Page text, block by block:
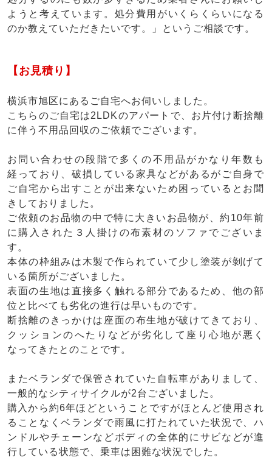
ようと考えています。処分費用がいくらくらいになる
のか教えていただきたいです。」というご相談です。
【お見積り】
横浜市旭区にあるご自宅へお伺いしました。
こちらのご自宅は2LDKのアパートで、お片付け断捨離
に伴う不用品回収のご依頼でございます。
お問い合わせの段階で多くの不用品がかなり年数も
経っており、破損している家具などがあるがご自身で
ご自宅から出すことが出来ないため困っているとお聞
きしておりました。
ご依頼のお品物の中で特に大きいお品物が、約10年前
に購入された３人掛けの布素材のソファでございま
す。
本体の枠組みは木製で作られていて少し塗装が剝げて
いる箇所がございました。
表面の生地は直接多く触れる部分であるため、他の部
位と比べても劣化の進行は早いものです。
断捨離のきっかけは座面の布生地が破けてきており、
クッションのへたりなどが劣化して座り心地が悪く
なってきたとのことです。
またベランダで保管されていた自転車がありまして、
一般的なシティサイクルが2台ございました。
購入から約6年ほどということですがほとんど使用され
ることなくベランダで雨風に打たれていた状況で、ハ
ンドルやチェーンなどボディの全体的にサビなどが進
行している状態で、乗車は困難な状況でした。